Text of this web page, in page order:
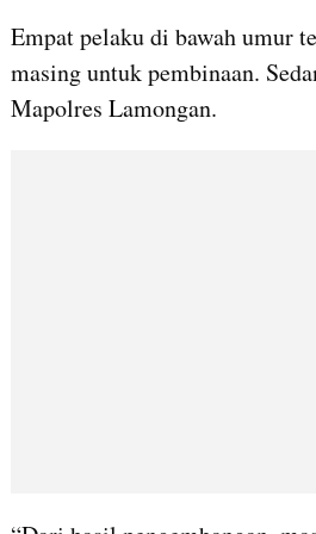
Empat pelaku di bawah umur
masing untuk pembinaan.
Mapolres Lamongan.